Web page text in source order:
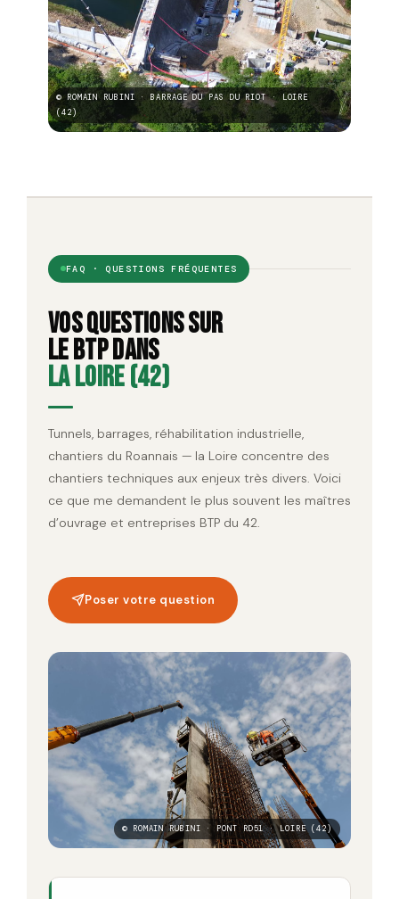
© ROMAIN RUBINI · BARRAGE DU PAS DU RIOT · LOIRE
(42)
FAQ · QUESTIONS FRÉQUENTES
Vos questions sur
le BTP dans
la Loire (42)
Tunnels, barrages, réhabilitation industrielle,
chantiers du Roannais — la Loire concentre des
chantiers techniques aux enjeux très divers. Voici
ce que me demandent le plus souvent les maîtres
d’ouvrage et entreprises BTP du 42.
Poser votre question
© ROMAIN RUBINI · PONT RD51 · LOIRE (42)